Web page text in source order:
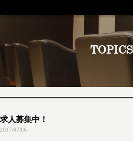
TOPICS
求人募集中！
2017/07/06